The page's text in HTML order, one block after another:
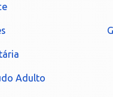
Adulto